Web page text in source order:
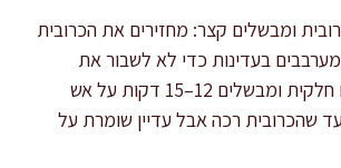
ומבשלים קצר: מחזירים את הכרובית
בעדינות כדי לא לשבור את
הפרחים. מכסים חלקית ומבשלים 12–15 דקות על אש
עד שהכרובית רכה אבל עדיין שומרת על